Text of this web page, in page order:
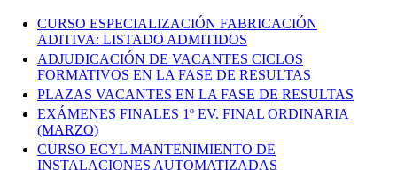
CURSO ESPECIALIZACIÓN FABRICACIÓN
ADITIVA: LISTADO ADMITIDOS
ADJUDICACIÓN DE VACANTES CICLOS
FORMATIVOS EN LA FASE DE RESULTAS
PLAZAS VACANTES EN LA FASE DE RESULTAS
EXÁMENES FINALES 1º EV. FINAL ORDINARIA
(MARZO)
CURSO ECYL MANTENIMIENTO DE
INSTALACIONES AUTOMATIZADAS